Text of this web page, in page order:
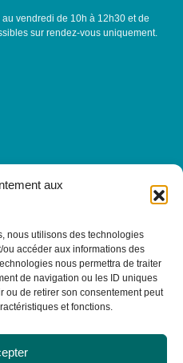
aux
nous utilisons des technologies
accéder aux informations des
nous permettra de traiter
de navigation ou les ID uniques
ou de retirer son consentement peut
et fonctions.
vendredi de 10h à 12h30 et de
sur rendez-vous uniquement.